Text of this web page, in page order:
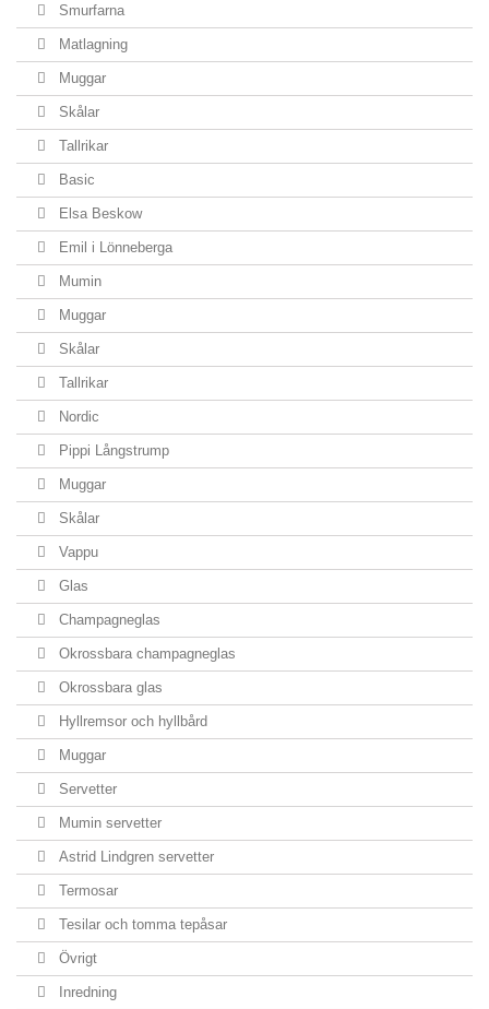
Smurfarna
Matlagning
Muggar
Skålar
Tallrikar
Basic
Elsa Beskow
Emil i Lönneberga
Mumin
Muggar
Skålar
Tallrikar
Nordic
Pippi Långstrump
Muggar
Skålar
Vappu
Glas
Champagneglas
Okrossbara champagneglas
Okrossbara glas
Hyllremsor och hyllbård
Muggar
Servetter
Mumin servetter
Astrid Lindgren servetter
Termosar
Tesilar och tomma tepåsar
Övrigt
Inredning